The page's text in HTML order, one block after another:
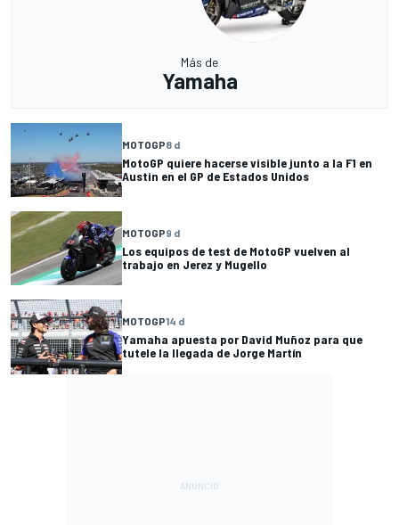
Más de
Yamaha
MOTOGP8 d
MotoGP quiere hacerse visible junto a la F1 en
Austin en el GP de Estados Unidos
MOTOGP9 d
Los equipos de test de MotoGP vuelven al
trabajo en Jerez y Mugello
MOTOGP14 d
Yamaha apuesta por David Muñoz para que
tutele la llegada de Jorge Martín